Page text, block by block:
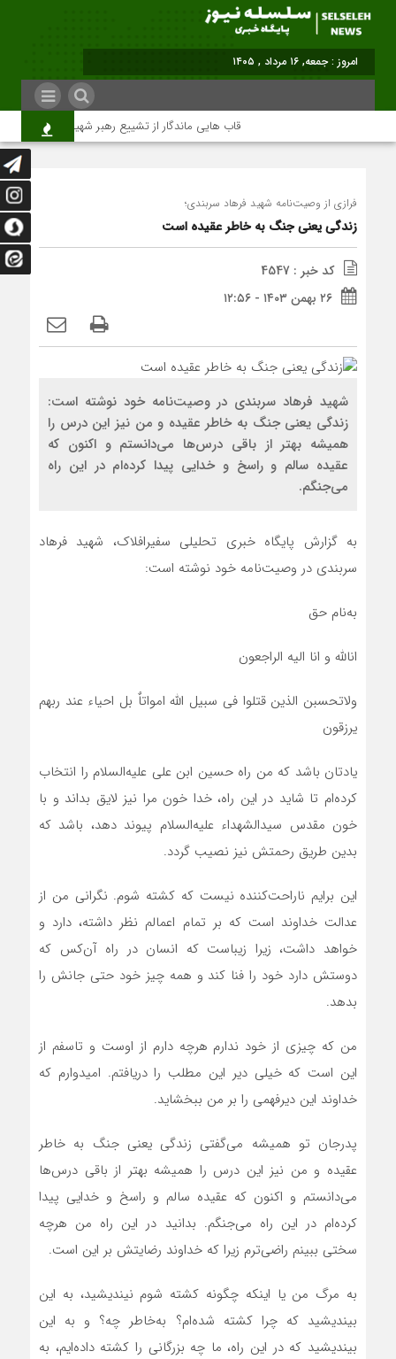
برابر ب
قاب هایی ماندگار از تشییع رهبر شهید در تهران
فرازی از وصيت‌نامه شهيد فرهاد سربندی؛
زندگی یعنی جنگ به‌ خاطر عقیده است
کد خبر : 4547
۲۶ بهمن ۱۴۰۳ - ۱۲:۵۶
شهيد فرهاد سربندی در وصیت‌نامه خود نوشته است:
زندگی يعنی جنگ به‌ خاطر عقيده و من نيز اين درس را
هميشه بهتر از باقی درس‌ها می‌دانستم و اكنون كه
عقيده سالم و راسخ و خدایی پيدا كرده‌ام در اين راه
می‌جنگم.
به گزارش پایگاه خبری تحلیلی سفیرافلاک، شهید فرهاد
سربندی در وصیت‌نامه خود نوشته است:
به‌نام حق
انالله و انا الیه الراجعون
ولاتحسبن الذین قتلوا فی سبیل الله امواتاٌ بل احیاء عند ربهم
یرزقون
یادتان باشد که من راه حسین ابن علی علیه‌السلام را انتخاب
کرده‌ام تا شاید در این راه، خدا خون مرا نیز لایق بداند و با
خون مقدس سیدالشهداء علیه‌السلام پیوند دهد، باشد که
بدین طریق رحمتش نیز نصیب گردد.
این برایم ناراحت‌کننده نیست که کشته شوم. نگرانی من از
عدالت خداوند است که بر تمام اعمالم نظر داشته، دارد و
خواهد داشت، زیرا زیباست که انسان در راه آن‌کس که
دوستش دارد خود را فنا کند و همه چیز خود حتی جانش را
بدهد.
من که چیزی از خود ندارم هرچه دارم از اوست و تاسفم از
این است که خیلی دیر این مطلب را دریافتم. امیدوارم که
خداوند این دیرفهمی را بر من ببخشاید.
پدرجان تو همیشه می‌گفتی زندگی یعنی جنگ به‌ خاطر
عقیده و من نیز این درس را همیشه بهتر از باقی درس‌ها
می‌دانستم و اکنون که عقیده سالم و راسخ و خدایی پیدا
کرده‌ام در این راه می‌جنگم. بدانید در این راه من هرچه
سختی ببینم راضی‌ترم زیرا که خداوند رضایتش بر این است.
به مرگ من یا اینکه چگونه کشته شوم نیندیشید، به این
بیندیشید که چرا کشته شده‌ام؟ به‌خاطر چه؟ و به این
بیندیشید که در این راه، ما چه بزرگانی را کشته داده‌ایم، به